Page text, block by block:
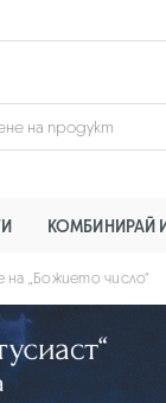
КОМБИНИРАЙ
„Божието число“